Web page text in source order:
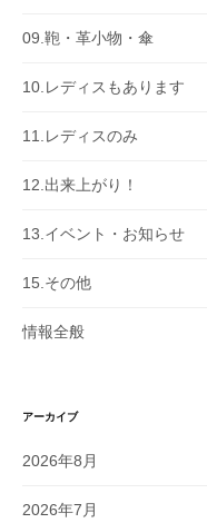
09.鞄・革小物・傘
10.レディスもあります
11.レディスのみ
12.出来上がり！
13.イベント・お知らせ
15.その他
情報全般
アーカイブ
2026年8月
2026年7月